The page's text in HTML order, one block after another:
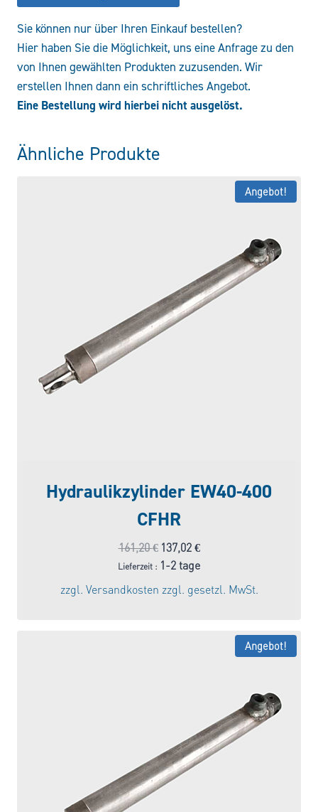
Sie können nur über Ihren Einkauf bestellen?
Hier haben Sie die Möglichkeit, uns eine Anfrage zu den
von Ihnen gewählten Produkten zuzusenden. Wir
erstellen Ihnen dann ein schriftliches Angebot.
Eine Bestellung wird hierbei nicht ausgelöst.
Ähnliche Produkte
Angebot!
Hydraulikzylinder EW40-400
CFHR
161,20€ Ursprünglicher
Preis
war:
161,20 €
137,02 €Aktueller
Preis
Lieferzeit : 1-2 tage
zzgl. Versandkosten zzgl. gesetzl. MwSt.
Angebot!